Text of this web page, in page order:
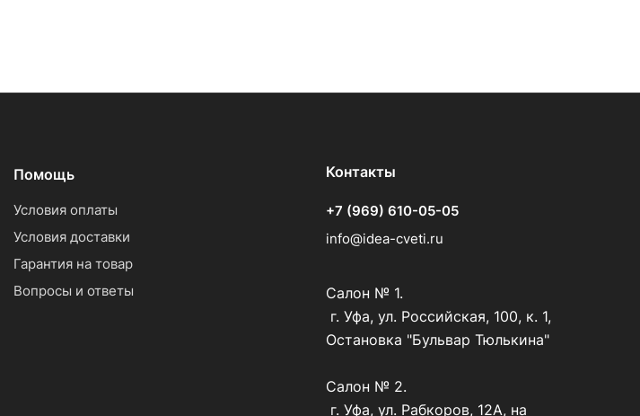
Помощь
Условия оплаты
Условия доставки
Гарантия на товар
Вопросы и ответы
Контакты
+7 (969) 610-05-05
info@idea-cveti.ru
Салон № 1.
г. Уфа, ул. Российская, 100, к. 1,
Остановка "Бульвар Тюлькина"
Салон № 2.
г. Уфа, ул. Рабкоров, 12А, на